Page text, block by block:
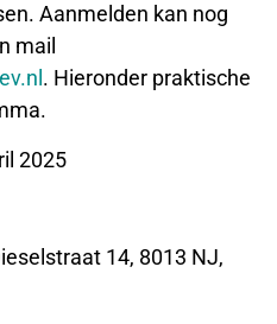
Aanmelden kan nog
mail
. Hieronder praktische
2025
14, 8013 NJ,